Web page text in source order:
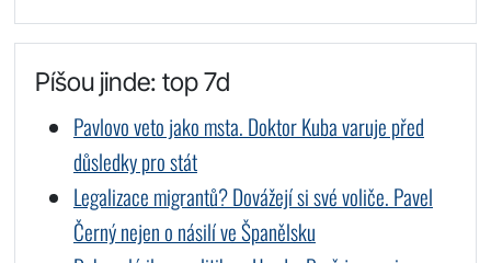
Píšou jinde: top 7d
Pavlovo veto jako msta. Doktor Kuba varuje před
důsledky pro stát
Legalizace migrantů? Dovážejí si své voliče. Pavel
Černý nejen o násilí ve Španělsku